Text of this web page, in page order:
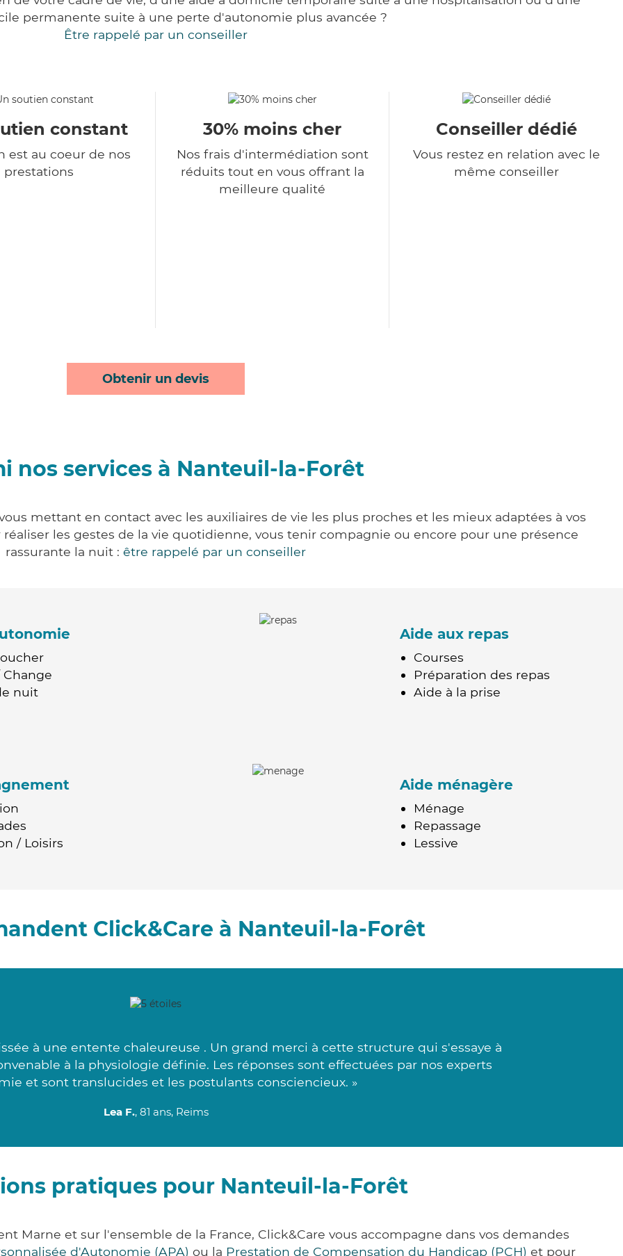
permanente suite à une perte d'autonomie plus avancée ?
Être rappelé par un conseiller
constant
est au coeur de nos
prestations
30% moins cher
Nos frais d'intermédiation sont
réduits tout en vous offrant la
meilleure qualité
Conseiller dédié
Vous restez en relation avec le
même conseiller
Obtenir un devis
nos services à Nanteuil-la-Forêt
mettant en contact avec les auxiliaires de vie les plus proches et les mieux adaptées à vos
les gestes de la vie quotidienne, vous tenir compagnie ou encore pour une présence
rassurante la nuit : être rappelé par un conseiller
nuit
Aide aux repas
Courses
Préparation des repas
Aide à la prise
/ Loisirs
Aide ménagère
Ménage
Repassage
Lessive
Click&Care à Nanteuil-la-Forêt
à une entente chaleureuse . Un grand merci à cette structure qui s'essaye à
à la physiologie définie. Les réponses sont effectuées par nos experts
et sont translucides et les postulants consciencieux. »
Lea F., 81 ans, Reims
pratiques pour Nanteuil-la-Forêt
Marne et sur l'ensemble de la France, Click&Care vous accompagne dans vos demandes
d'Autonomie (APA) ou la Prestation de Compensation du Handicap (PCH) et pour